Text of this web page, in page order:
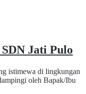
Jati Pulo
istimewa di lingkungan
oleh Bapak/Ibu